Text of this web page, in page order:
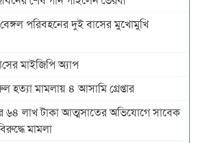
পরিবহনের দুই বাসের মুখোমুখি
মাইজিপি অ্যাপ
হত্যা মামলায় ৪ আসামি গ্রেপ্তার
লাখ টাকা আত্মসাতের অভিযোগে সাবেক
মামলা